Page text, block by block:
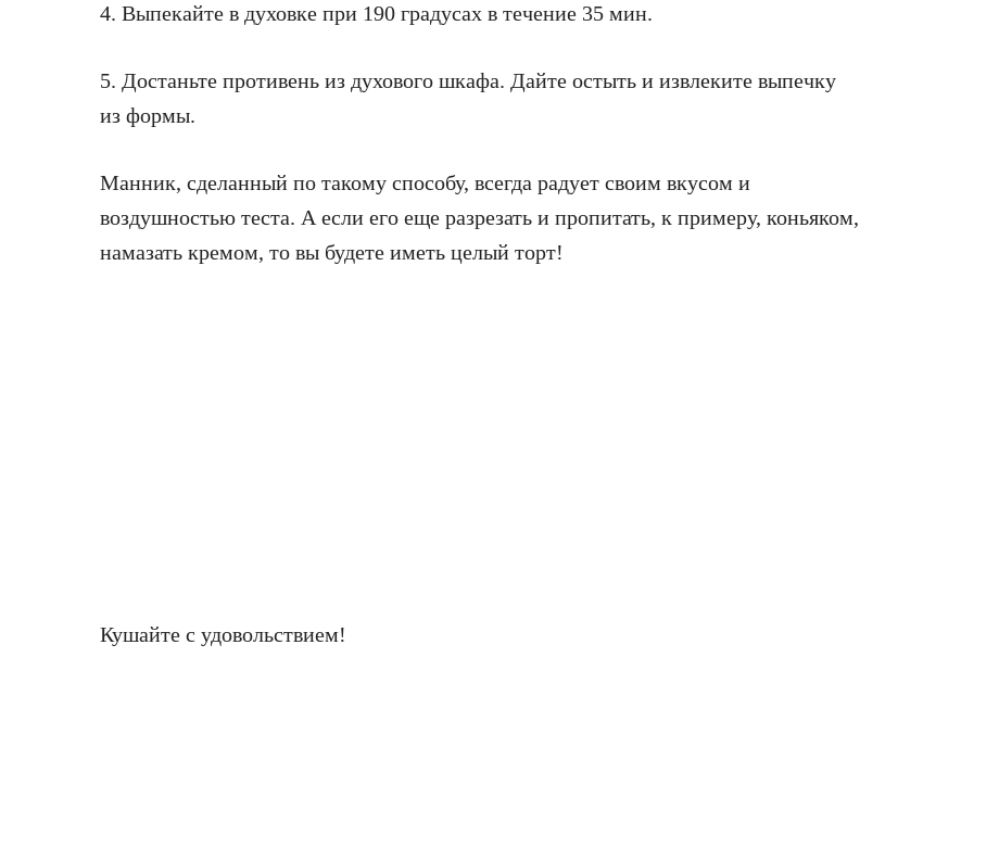
4. Выпекайте в духовке при 190 градусах в течение 35 мин.
5. Достаньте противень из духового шкафа. Дайте остыть и извлеките выпечку
из формы.
Манник, сделанный по такому способу, всегда радует своим вкусом и
воздушностью теста. А если его еще разрезать и пропитать, к примеру, коньяком,
намазать кремом, то вы будете иметь целый торт!
Кушайте с удовольствием!